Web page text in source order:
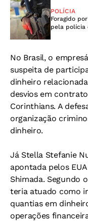
POLÍCIA
Foragido
pela polícia
No Brasil, o
suspeita de
dinheiro
desvios em
Corinthians. A
organização
dinheiro.
Já Stella Stefanie
apontada pelos
Shimada. Segundo
teria atuado como
quantias em
operações